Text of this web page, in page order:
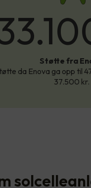
Støtte fra
da Enova ga opp til
37.500 kr.